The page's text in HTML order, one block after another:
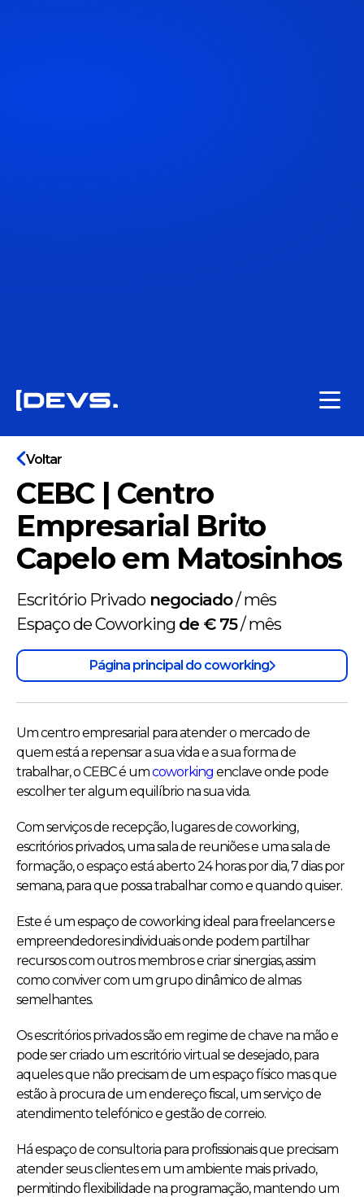
Voltar
CEBC | Centro
Empresarial Brito
Capelo em Matosinhos
Escritório Privadonegociado/mês
Espaço de Coworking de € 75/mês
Página principal do coworking
Um centro empresarial para atender o mercado de
quem está a repensar a sua vida e a sua forma de
trabalhar, o CEBC é umcoworking enclave onde pode
escolher ter algum equilíbrio na sua vida.
Com serviços de recepção, lugares de coworking,
escritórios privados, uma sala de reuniões e uma sala de
formação, o espaço está aberto 24 horas por dia, 7 dias por
semana, para que possa trabalhar como e quando quiser.
Este é um espaço de coworking ideal para freelancers e
empreendedores individuais onde podem partilhar
recursos com outros membros e criar sinergias, assim
como conviver com um grupo dinâmico de almas
semelhantes.
Os escritórios privados são em regime de chave na mão e
pode ser criado um escritório virtual se desejado, para
aqueles que não precisam de um espaço físico mas que
estão à procura de um endereço fiscal, um serviço de
atendimento telefónico e gestão de correio.
Há espaço de consultoria para profissionais que precisam
atender seus clientes em um ambiente mais privado,
permitindo flexibilidade na programação, mantendo um